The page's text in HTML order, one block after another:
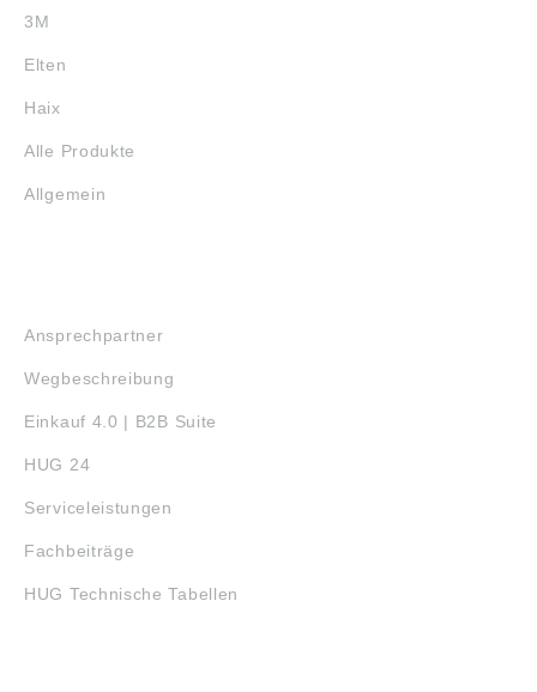
3M
Elten
Haix
Alle Produkte
Allgemein
Ansprechpartner
Wegbeschreibung
Einkauf 4.0 | B2B Suite
HUG 24
Serviceleistungen
Fachbeiträge
HUG Technische Tabellen